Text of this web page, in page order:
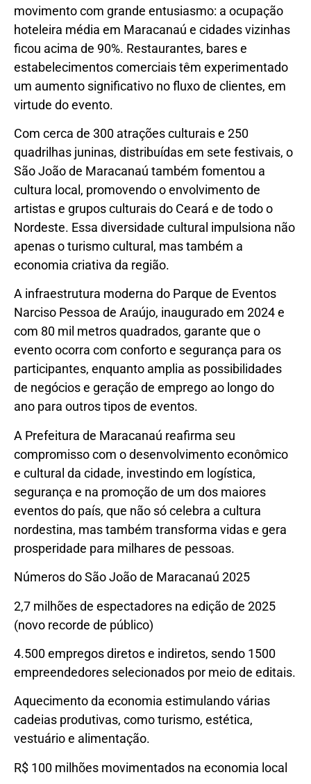
movimento com grande entusiasmo: a ocupação
hoteleira média em Maracanaú e cidades vizinhas
ficou acima de 90%. Restaurantes, bares e
estabelecimentos comerciais têm experimentado
um aumento significativo no fluxo de clientes, em
virtude do evento.
Com cerca de 300 atrações culturais e 250
quadrilhas juninas, distribuídas em sete festivais, o
São João de Maracanaú também fomentou a
cultura local, promovendo o envolvimento de
artistas e grupos culturais do Ceará e de todo o
Nordeste. Essa diversidade cultural impulsiona não
apenas o turismo cultural, mas também a
economia criativa da região.
A infraestrutura moderna do Parque de Eventos
Narciso Pessoa de Araújo, inaugurado em 2024 e
com 80 mil metros quadrados, garante que o
evento ocorra com conforto e segurança para os
participantes, enquanto amplia as possibilidades
de negócios e geração de emprego ao longo do
ano para outros tipos de eventos.
A Prefeitura de Maracanaú reafirma seu
compromisso com o desenvolvimento econômico
e cultural da cidade, investindo em logística,
segurança e na promoção de um dos maiores
eventos do país, que não só celebra a cultura
nordestina, mas também transforma vidas e gera
prosperidade para milhares de pessoas.
Números do São João de Maracanaú 2025
2,7 milhões de espectadores na edição de 2025
(novo recorde de público)
4.500 empregos diretos e indiretos, sendo 1500
empreendedores selecionados por meio de editais.
Aquecimento da economia estimulando várias
cadeias produtivas, como turismo, estética,
vestuário e alimentação.
R$ 100 milhões movimentados na economia local